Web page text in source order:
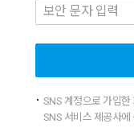
SNS 계정으로 가입
SNS 서비스 제공사에